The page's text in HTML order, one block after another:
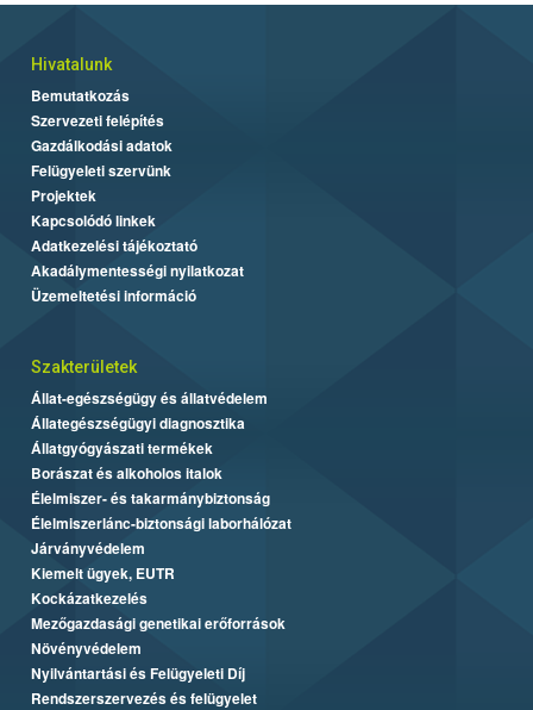
Hivatalunk
Bemutatkozás
Szervezeti felépítés
Gazdálkodási adatok
Felügyeleti szervünk
Projektek
Kapcsolódó linkek
Adatkezelési tájékoztató
Akadálymentességi nyilatkozat
Üzemeltetési információ
Szakterületek
Állat-egészségügy és állatvédelem
Állategészségügyi diagnosztika
Állatgyógyászati termékek
Borászat és alkoholos italok
Élelmiszer- és takarmánybiztonság
Élelmiszerlánc-biztonsági laborhálózat
Járványvédelem
Kiemelt ügyek, EUTR
Kockázatkezelés
Mezőgazdasági genetikai erőforrások
Növényvédelem
Nyilvántartási és Felügyeleti Díj
Rendszerszervezés és felügyelet